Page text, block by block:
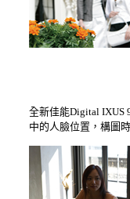
全新佳能Digital IXUS
中的人臉位置，構圖